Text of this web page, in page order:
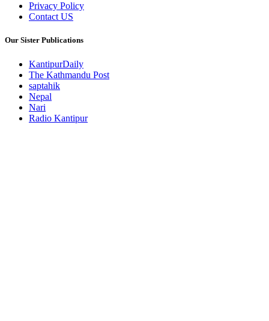
Privacy Policy
Contact US
Our Sister Publications
KantipurDaily
The Kathmandu Post
saptahik
Nepal
Nari
Radio Kantipur